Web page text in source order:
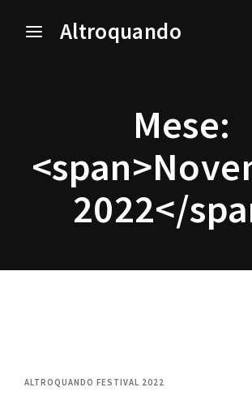
Altroquando
Mese:
2022</
ALTROQUANDO FESTIVAL 2022
Press Enter / Return to begin your
Username or Email Address
Password